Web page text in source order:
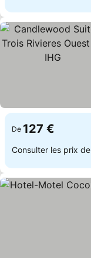
De 127 €
Consulter les prix de